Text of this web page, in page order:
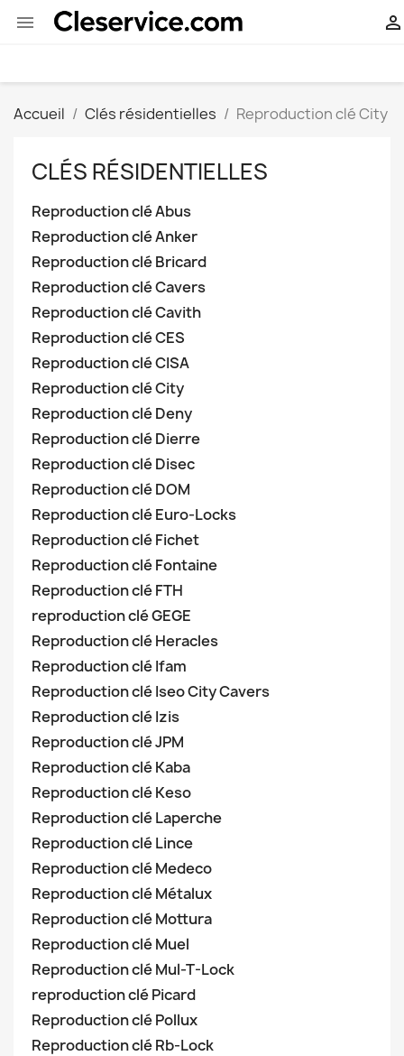
 
Accueil Clés résidentielles Reproduction clé City
CLÉS RÉSIDENTIELLES
Reproduction clé Abus
Reproduction clé Anker
Reproduction clé Bricard
Reproduction clé Cavers
Reproduction clé Cavith
Reproduction clé CES
Reproduction clé CISA
Reproduction clé City
Reproduction clé Deny
Reproduction clé Dierre
Reproduction clé Disec
Reproduction clé DOM
Reproduction clé Euro-Locks
Reproduction clé Fichet
Reproduction clé Fontaine
Reproduction clé FTH
reproduction clé GEGE
Reproduction clé Heracles
Reproduction clé Ifam
Reproduction clé Iseo City Cavers
Reproduction clé Izis
Reproduction clé JPM
Reproduction clé Kaba
Reproduction clé Keso
Reproduction clé Laperche
Reproduction clé Lince
Reproduction clé Medeco
Reproduction clé Métalux
Reproduction clé Mottura
Reproduction clé Muel
Reproduction clé Mul-T-Lock
reproduction clé Picard
Reproduction clé Pollux
Reproduction clé Rb-Lock